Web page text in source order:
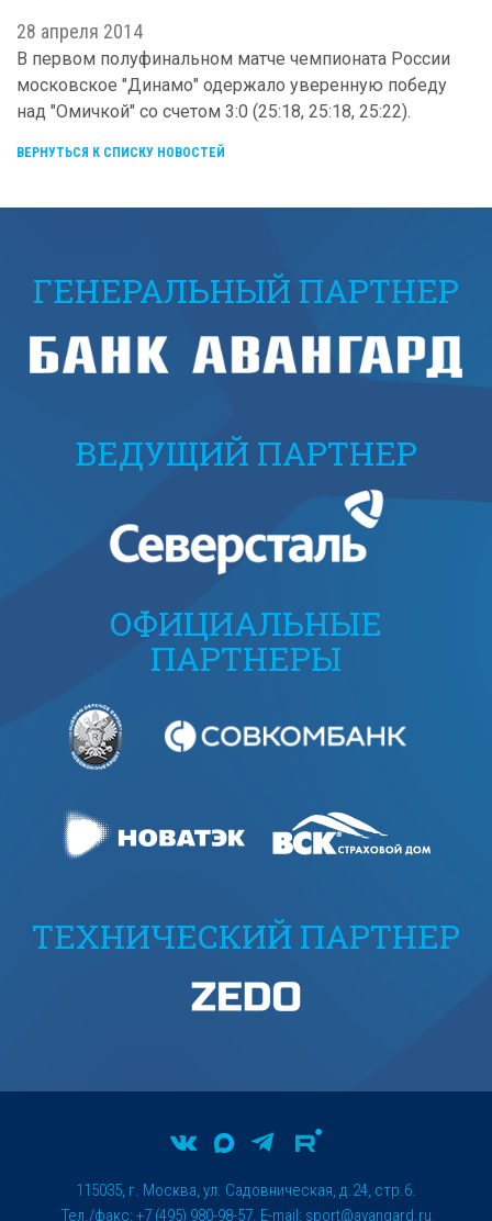
28 апреля 2014
В первом полуфинальном матче чемпионата России
московское "Динамо" одержало уверенную победу
над "Омичкой" со счетом 3:0 (25:18, 25:18, 25:22).
ВЕРНУТЬСЯ К СПИСКУ НОВОСТЕЙ
ГЕНЕРАЛЬНЫЙ ПАРТНЕР
ВЕДУЩИЙ ПАРТНЕР
ОФИЦИАЛЬНЫЕ
ПАРТНЕРЫ
ТЕХНИЧЕСКИЙ ПАРТНЕР
115035, г. Москва, ул. Садовническая, д.24, стр.6.
Тел./факс: +7 (495) 980-98-57. E-mail: sport@avangard.ru